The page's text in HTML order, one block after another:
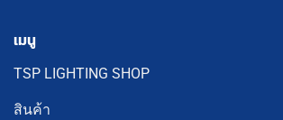
เมนู
TSP LIGHTING SHOP
สินค้า